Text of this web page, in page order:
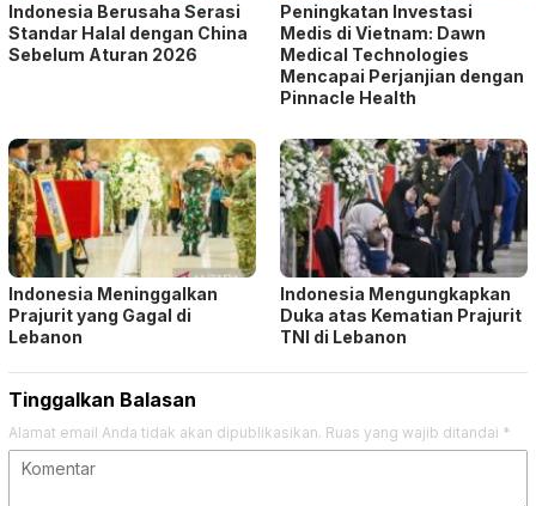
Indonesia Berusaha Serasi
Standar Halal dengan China
Sebelum Aturan 2026
Peningkatan Investasi
Medis di Vietnam: Dawn
Medical Technologies
Mencapai Perjanjian dengan
Pinnacle Health
Indonesia Meninggalkan
Prajurit yang Gagal di
Lebanon
Indonesia Mengungkapkan
Duka atas Kematian Prajurit
TNI di Lebanon
Tinggalkan Balasan
Alamat email Anda tidak akan dipublikasikan. Ruas yang wajib ditandai *